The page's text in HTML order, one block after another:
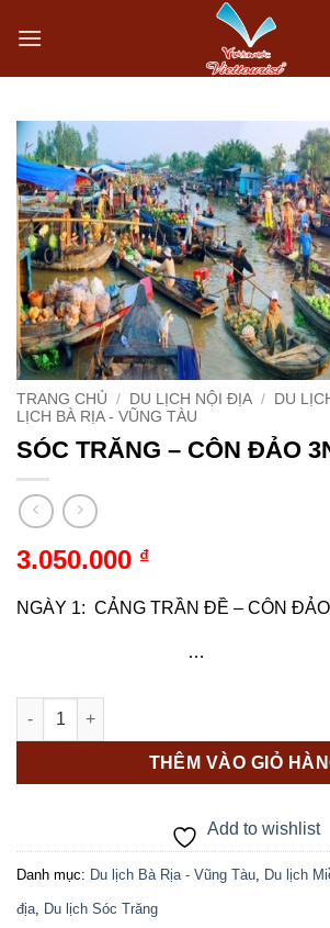
dung
TRANG CHỦ / DU LỊCH NỘI ĐỊA / DU
LỊCH BÀ RỊA - VŨNG TÀU
SÓC TRĂNG – CÔN ĐẢO
3.050.000 ₫
NGÀY 1: CẢNG TRẦN ĐỀ – CÔN ĐẢO
…
SÓC TRĂNG – CÔN ĐẢO 3N2Đ số lượng
THÊM VÀO GIỎ
Add to wishlist
Danh mục: Du lịch Bà Rịa - Vũng Tàu Du lịch
địa Du lịch Sóc Trăng